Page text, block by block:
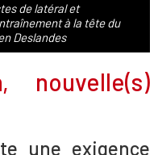
de latéral et
à la tête du
Deslandes
nouvelle(s)
une exigence